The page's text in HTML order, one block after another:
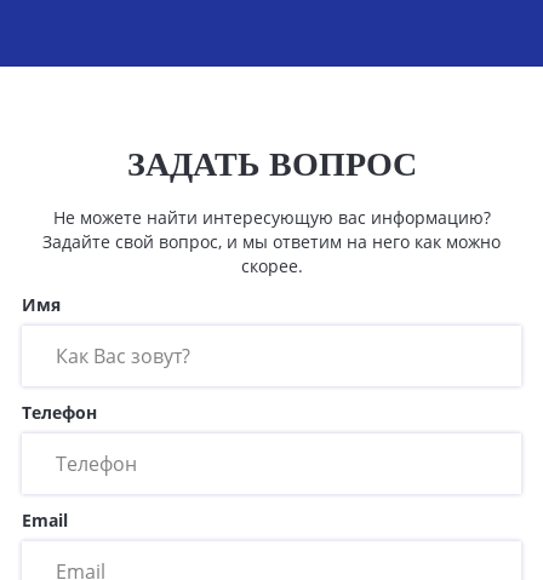
ЗАДАТЬ ВОПРОС
Не можете найти интересующую вас информацию?
Задайте свой вопрос, и мы ответим на него как можно
скорее.
Имя
Телефон
Email